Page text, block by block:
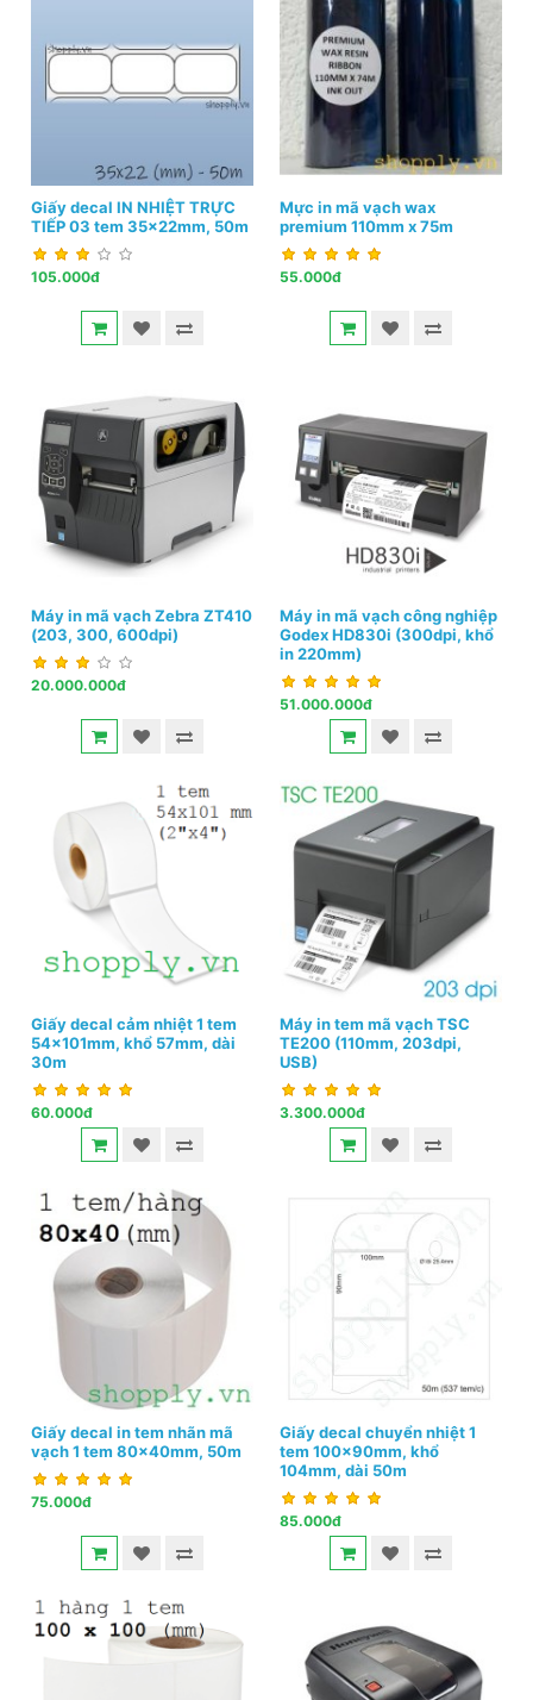
Giấy decal IN NHIỆT TRỰC
TIẾP 03 tem 35x22mm, 50m
105.000đ
Mực in mã vạch wax
premium 110mm x 75m
55.000đ
Máy in mã vạch Zebra ZT410
(203, 300, 600dpi)
20.000.000đ
Máy in mã vạch công nghiệp
Godex HD830i (300dpi, khổ
in 220mm)
51.000.000đ
Giấy decal cảm nhiệt 1 tem
54x101mm, khổ 57mm, dài
30m
60.000đ
Máy in tem mã vạch TSC
TE200 (110mm, 203dpi,
USB)
3.300.000đ
Giấy decal in tem nhãn mã
vạch 1 tem 80x40mm, 50m
75.000đ
Giấy decal chuyển nhiệt 1
tem 100x90mm, khổ
104mm, dài 50m
85.000đ